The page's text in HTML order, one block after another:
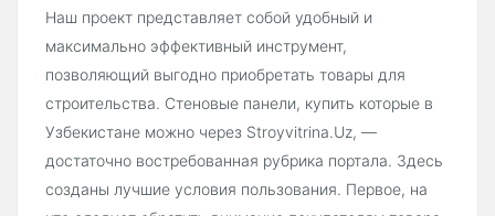
Наш проект представляет собой удобный и
максимально эффективный инструмент,
позволяющий выгодно приобретать товары для
строительства. Стеновые панели, купить которые в
Узбекистане можно через Stroyvitrina.Uz, —
достаточно востребованная рубрика портала. Здесь
созданы лучшие условия пользования. Первое, на